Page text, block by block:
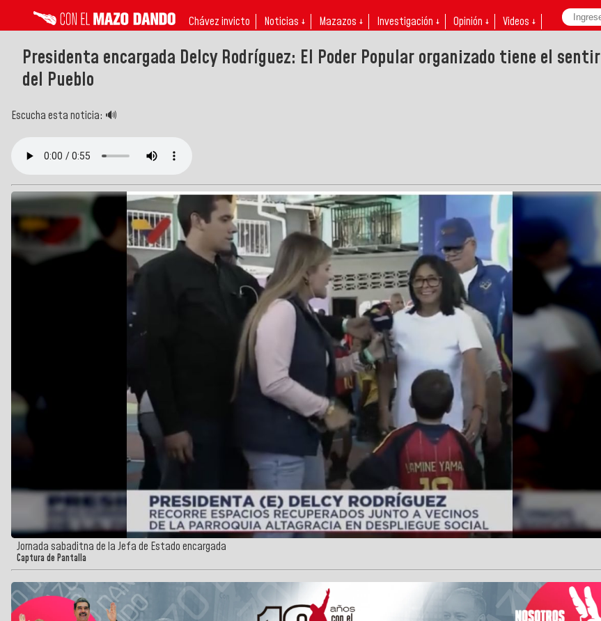
Chávez invicto Noticias ↓ Mazazos ↓ Investigación ↓ Opinión ↓ Videos ↓
Presidenta encargada Delcy Rodríguez: El Poder Popular organizado tiene el sentir
del Pueblo
Escucha esta noticia: 🔊
Jornada sabaditna de la Jefa de Estado encargada
Captura de Pantalla